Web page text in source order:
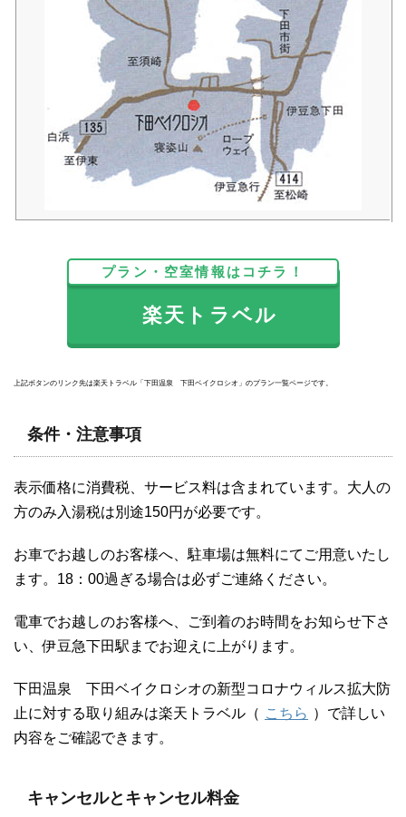
プラン・空室情報はコチラ！
楽天トラベル
上記ボタンのリンク先は楽天トラベル「下田温泉 下田ベイクロシオ」のプラン一覧ページです。
条件・注意事項
表示価格に消費税、サービス料は含まれています。大人の
方のみ入湯税は別途150円が必要です。
お車でお越しのお客様へ、駐車場は無料にてご用意いたし
ます。18：00過ぎる場合は必ずご連絡ください。
電車でお越しのお客様へ、ご到着のお時間をお知らせ下さ
い、伊豆急下田駅までお迎えに上がります。
下田温泉 下田ベイクロシオの新型コロナウィルス拡大防
止に対する取り組みは楽天トラベル（ こちら ）で詳しい
内容をご確認できます。
キャンセルとキャンセル料金